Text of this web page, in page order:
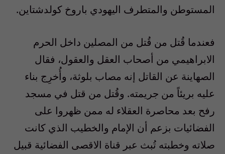
المستوطن والمتطرف اليهودي باروخ كولدشتاين.
فعندما قُتل من قُتل من المصلين داخل الحرم
الابراهيمي من أصحاب العقل والعقول، فقال
الصهاينة عن القاتل إنه مصاب بلوثة، وأُخرِج بناء
عليه بريئاً من جريمته. وقُتل من قتل في مسجد
رفح بعد محاصرة العقلاء له ممن ظهروا على
الفضائيات بزعم أن الإمام والخطيب الذي كانت
صلاته وخطبته تُبث عبر قناة الاقصى الفضائية قبيل